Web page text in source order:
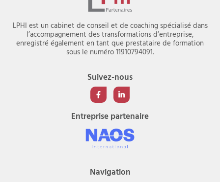
LPHI est un cabinet de conseil et de coaching spécialisé dans
l’accompagnement des transformations d’entreprise,
enregistré également en tant que prestataire de formation
sous le numéro 11910794091.
Suivez-nous
Entreprise partenaire
Navigation